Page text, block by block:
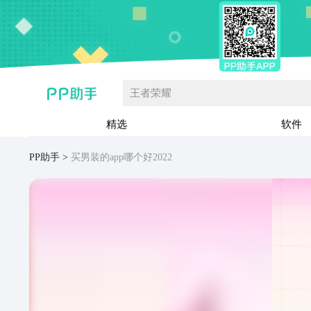
王者荣耀
精选 软件
PP助手 买男装的app哪个好2022